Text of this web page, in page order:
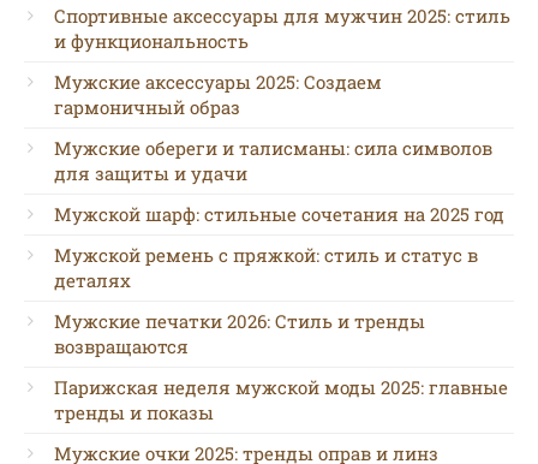
Спортивные аксессуары для мужчин 2025: стиль
и функциональность
Мужские аксессуары 2025: Создаем
гармоничный образ
Мужские обереги и талисманы: сила символов
для защиты и удачи
Мужской шарф: стильные сочетания на 2025 год
Мужской ремень с пряжкой: стиль и статус в
деталях
Мужские печатки 2026: Стиль и тренды
возвращаются
Парижская неделя мужской моды 2025: главные
тренды и показы
Мужские очки 2025: тренды оправ и линз